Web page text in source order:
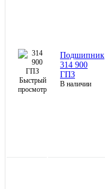
Быстрый
просмотр
Подшипник
314 900
ГПЗ
В наличии